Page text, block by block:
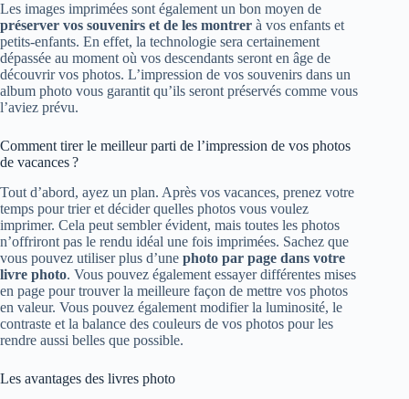
Les images imprimées sont également un bon moyen de
préserver vos souvenirs et de les montrer à vos enfants et
petits-enfants. En effet, la technologie sera certainement
dépassée au moment où vos descendants seront en âge de
découvrir vos photos. L’impression de vos souvenirs dans un
album photo vous garantit qu’ils seront préservés comme vous
l’aviez prévu.
Comment tirer le meilleur parti de l’impression de vos photos
de vacances ?
Tout d’abord, ayez un plan. Après vos vacances, prenez votre
temps pour trier et décider quelles photos vous voulez
imprimer. Cela peut sembler évident, mais toutes les photos
n’offriront pas le rendu idéal une fois imprimées. Sachez que
vous pouvez utiliser plus d’une photo par page dans votre
livre photo. Vous pouvez également essayer différentes mises
en page pour trouver la meilleure façon de mettre vos photos
en valeur. Vous pouvez également modifier la luminosité, le
contraste et la balance des couleurs de vos photos pour les
rendre aussi belles que possible.
Les avantages des livres photo